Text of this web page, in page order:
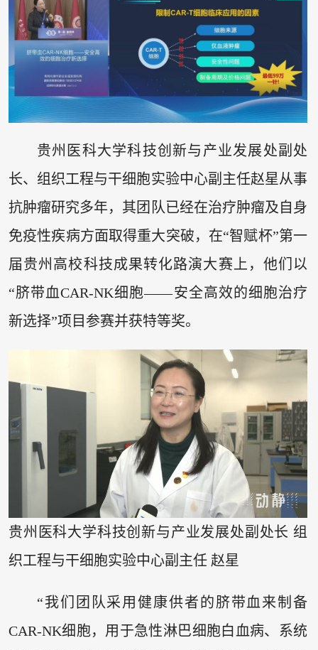
贵州医科大学科技创新与产业发展处副处
长、组织工程与干细胞实验中心副主任赵星从事
抗肿瘤研究多年，其团队已经在治疗肿瘤及自身
免疫性疾病方面取得重大突破，在“智赋杯”第一
届贵州高校科技成果转化路演大赛上，他们以
“脐带血CAR-NK细胞——安全高效的细胞治疗
新选择”项目参赛并获特等奖。
贵州医科大学科技创新与产业发展处副处长 组
织工程与干细胞实验中心副主任 赵星
“我们团队采用健康供者的脐带血来制备
CAR-NK细胞，用于急性淋巴细胞白血病、系统